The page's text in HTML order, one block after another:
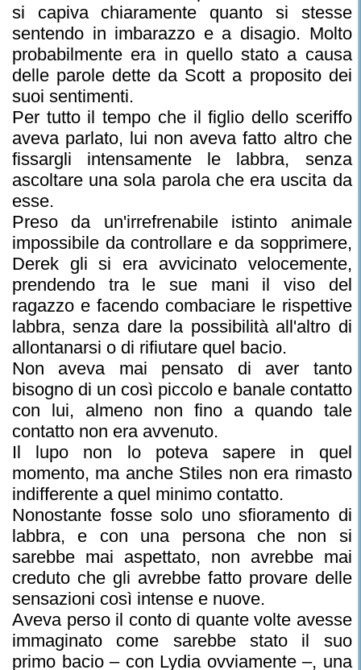
si capiva chiaramente quanto si stesse
sentendo in imbarazzo e a disagio. Molto
probabilmente era in quello stato a causa
delle parole dette da Scott a proposito dei
suoi sentimenti.
Per tutto il tempo che il figlio dello sceriffo
aveva parlato, lui non aveva fatto altro che
fissargli intensamente le labbra, senza
ascoltare una sola parola che era uscita da
esse.
Preso da un'irrefrenabile istinto animale
impossibile da controllare e da sopprimere,
Derek gli si era avvicinato velocemente,
prendendo tra le sue mani il viso del
ragazzo e facendo combaciare le rispettive
labbra, senza dare la possibilità all'altro di
allontanarsi o di rifiutare quel bacio.
Non aveva mai pensato di aver tanto
bisogno di un così piccolo e banale contatto
con lui, almeno non fino a quando tale
contatto non era avvenuto.
Il lupo non lo poteva sapere in quel
momento, ma anche Stiles non era rimasto
indifferente a quel minimo contatto.
Nonostante fosse solo uno sfioramento di
labbra, e con una persona che non si
sarebbe mai aspettato, non avrebbe mai
creduto che gli avrebbe fatto provare delle
sensazioni così intense e nuove.
Aveva perso il conto di quante volte avesse
immaginato come sarebbe stato il suo
primo bacio – con Lydia ovviamente –, una